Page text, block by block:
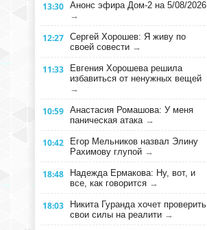
13:30 Анонс эфира Дом-2 на 5/08/2026
→
12:27 Сергей Хорошев: Я живу по
своей совести →
11:33
Евгения Хорошева решила
избавиться от ненужных вещей
→
10:59 Анастасия Ромашова: У меня
паническая атака →
10:42
Егор Мельников назвал Элину
Рахимову глупой →
18:48
Надежда Ермакова: Ну, вот, и
все, как говорится →
18:03
Никита Гуранда хочет проверить
свои силы на реалити →